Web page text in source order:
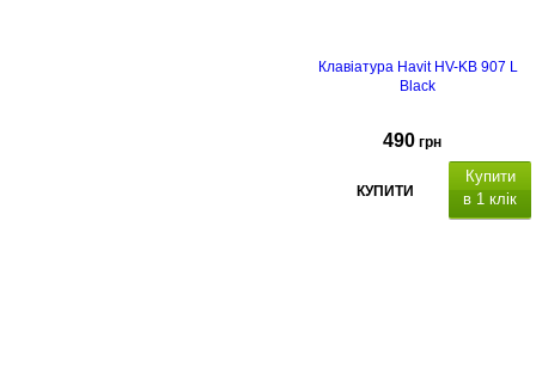
Клавіатура Havit HV-KB 907 L
Black
490 грн
КУПИТИ
Купити
в 1 клік